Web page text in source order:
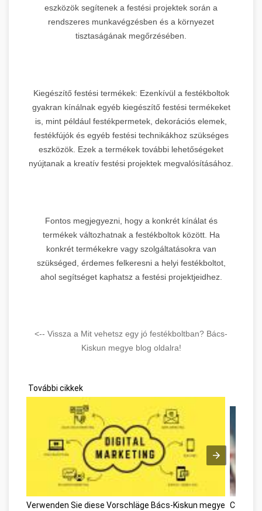
eszközök segítenek a festési projektek során a
rendszeres munkavégzésben és a környezet
tisztaságának megőrzésében.
Kiegészítő festési termékek: Ezenkívül a festékboltok
gyakran kínálnak egyéb kiegészítő festési termékeket
is, mint például festékpermetek, dekorációs elemek,
festékfújók és egyéb festési technikákhoz szükséges
eszközök. Ezek a termékek további lehetőségeket
nyújtanak a kreatív festési projektek megvalósításához.
Fontos megjegyezni, hogy a konkrét kínálat és
termékek változhatnak a festékboltok között. Ha
konkrét termékekre vagy szolgáltatásokra van
szükséged, érdemes felkeresni a helyi festékboltot,
ahol segítséget kaphatsz a festési projektjeidhez.
<-- Vissza a Mit vehetsz egy jó festékboltban? Bács-
Kiskun megye blog oldalra!
További cikkek
Verwenden Sie diese Vorschläge Bács-Kiskun megye